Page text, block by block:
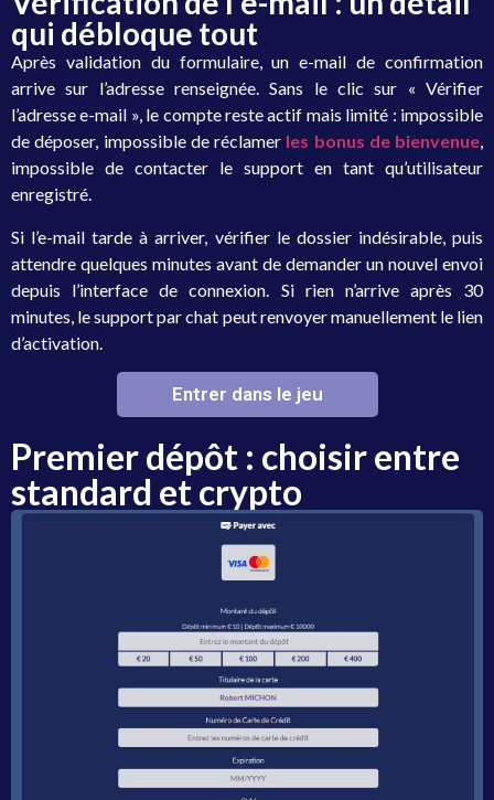
qui débloque tout
Après validation du formulaire, un e-mail de confirmation
arrive sur l’adresse renseignée. Sans le clic sur « Vérifier
l’adresse e-mail », le compte reste actif mais limité : impossible
de déposer, impossible de réclamer les bonus de bienvenue,
impossible de contacter le support en tant qu’utilisateur
enregistré.
Si l’e-mail tarde à arriver, vérifier le dossier indésirable, puis
attendre quelques minutes avant de demander un nouvel envoi
depuis l’interface de connexion. Si rien n’arrive après 30
minutes, le support par chat peut renvoyer manuellement le lien
d’activation.
Entrer dans le jeu
Premier dépôt : choisir entre
standard et crypto